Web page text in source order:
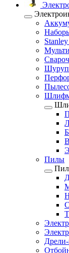
Пилы